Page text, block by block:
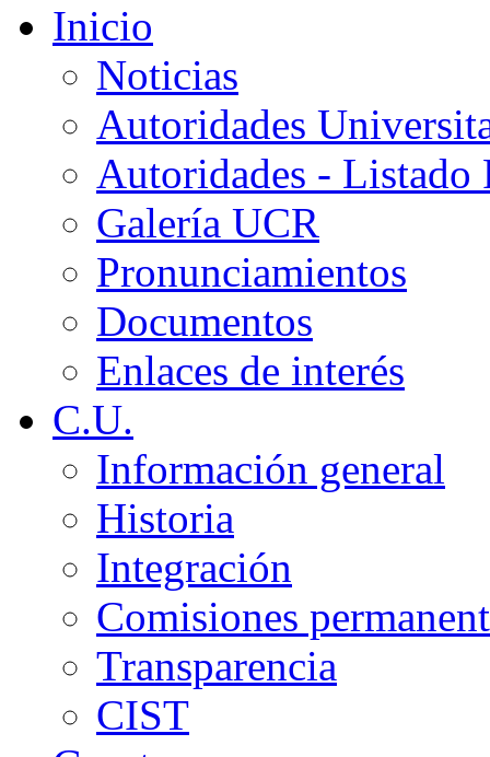
Inicio
Noticias
Autoridades
Autoridades - Listado
Galería UCR
Pronunciamientos
Documentos
Enlaces de interés
C.U.
Información general
Historia
Integración
Comisiones
Transparencia
CIST